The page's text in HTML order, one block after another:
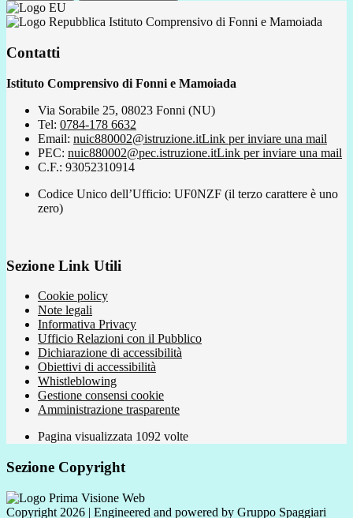
Istituto Comprensivo di Fonni e Mamoiada
Contatti
Istituto Comprensivo di Fonni e Mamoiada
Via Sorabile 25, 08023 Fonni (NU)
Tel: 0784-178 6632
Email: nuic880002@istruzione.itLink per inviare una mail
PEC: nuic880002@pec.istruzione.itLink per inviare una mail
C.F.: 93052310914
Codice Unico dell’Ufficio: UF0NZF (il terzo carattere è uno
zero)
Sezione Link Utili
Cookie policy
Note legali
Informativa Privacy
Ufficio Relazioni con il Pubblico
Dichiarazione di accessibilità
Obiettivi di accessibilità
Whistleblowing
Gestione consensi cookie
Amministrazione trasparente
Pagina visualizzata 1092 volte
Sezione Copyright
Copyright 2026 | Engineered and powered by Gruppo Spaggiari